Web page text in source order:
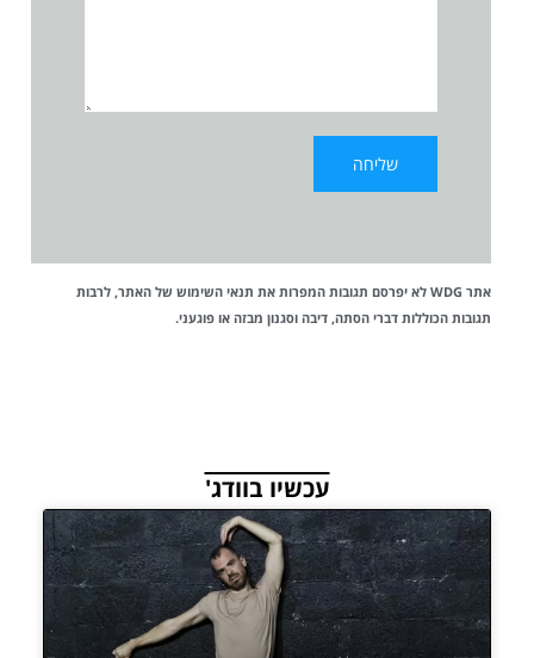
אתר WDG לא יפרסם תגובות המפרות את תנאי השימוש של האתר, לרבות
תגובות הכוללות דברי הסתה, דיבה וסגנון מבזה או פוגעני.
עכשיו בוודג'